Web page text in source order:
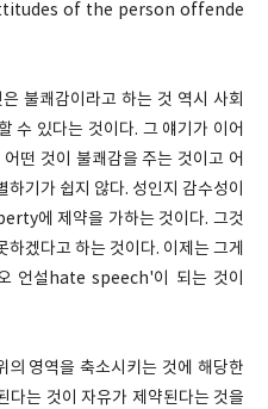
of the person offende
불쾌감이라고 하는 것 역시 사회
수 있다는 것이다. 그 얘기가 이어
떤 것이 불쾌감을 주는 것이고 어
기가 쉽지 않다. 성인지 감수성이
에 제약을 가하는 것이다. 그것
겠다고 하는 것이다. 이제는 그게
언설hate speech'이 되는 것이
의 영역을 축소시키는 것에 해당한
다는 것이 자유가 제약된다는 것을